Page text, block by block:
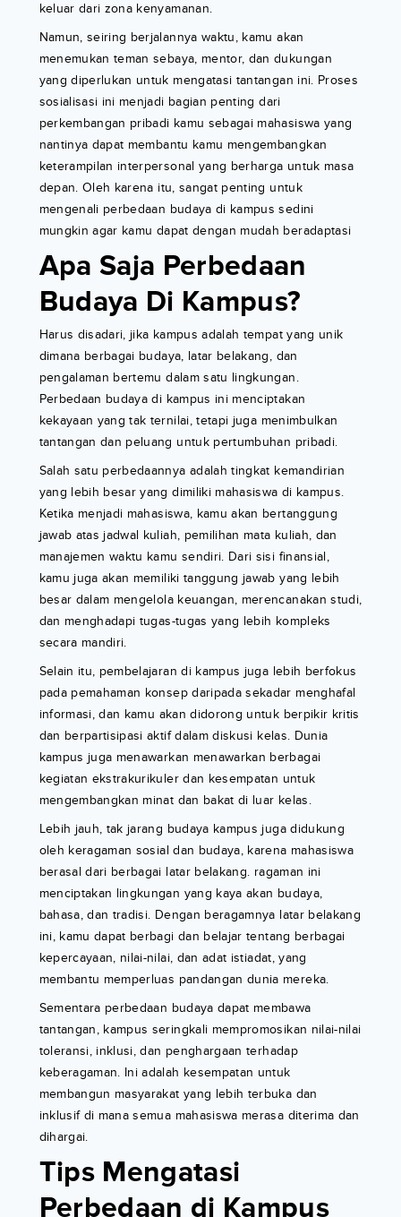
keluar dari zona kenyamanan.
Namun, seiring berjalannya waktu, kamu akan
menemukan teman sebaya, mentor, dan dukungan
yang diperlukan untuk mengatasi tantangan ini. Proses
sosialisasi ini menjadi bagian penting dari
perkembangan pribadi kamu sebagai mahasiswa yang
nantinya dapat membantu kamu mengembangkan
keterampilan interpersonal yang berharga untuk masa
depan. Oleh karena itu, sangat penting untuk
mengenali perbedaan budaya di kampus sedini
mungkin agar kamu dapat dengan mudah beradaptasi
Apa Saja Perbedaan
Budaya Di Kampus?
Harus disadari, jika kampus adalah tempat yang unik
dimana berbagai budaya, latar belakang, dan
pengalaman bertemu dalam satu lingkungan.
Perbedaan budaya di kampus ini menciptakan
kekayaan yang tak ternilai, tetapi juga menimbulkan
tantangan dan peluang untuk pertumbuhan pribadi.
Salah satu perbedaannya adalah tingkat kemandirian
yang lebih besar yang dimiliki mahasiswa di kampus.
Ketika menjadi mahasiswa, kamu akan bertanggung
jawab atas jadwal kuliah, pemilihan mata kuliah, dan
manajemen waktu kamu sendiri. Dari sisi finansial,
kamu juga akan memiliki tanggung jawab yang lebih
besar dalam mengelola keuangan, merencanakan studi,
dan menghadapi tugas-tugas yang lebih kompleks
secara mandiri.
Selain itu, pembelajaran di kampus juga lebih berfokus
pada pemahaman konsep daripada sekadar menghafal
informasi, dan kamu akan didorong untuk berpikir kritis
dan berpartisipasi aktif dalam diskusi kelas. Dunia
kampus juga menawarkan menawarkan berbagai
kegiatan ekstrakurikuler dan kesempatan untuk
mengembangkan minat dan bakat di luar kelas.
Lebih jauh, tak jarang budaya kampus juga didukung
oleh keragaman sosial dan budaya, karena mahasiswa
berasal dari berbagai latar belakang. ragaman ini
menciptakan lingkungan yang kaya akan budaya,
bahasa, dan tradisi. Dengan beragamnya latar belakang
ini, kamu dapat berbagi dan belajar tentang berbagai
kepercayaan, nilai-nilai, dan adat istiadat, yang
membantu memperluas pandangan dunia mereka.
Sementara perbedaan budaya dapat membawa
tantangan, kampus seringkali mempromosikan nilai-nilai
toleransi, inklusi, dan penghargaan terhadap
keberagaman. Ini adalah kesempatan untuk
membangun masyarakat yang lebih terbuka dan
inklusif di mana semua mahasiswa merasa diterima dan
dihargai.
Tips Mengatasi
Perbedaan di Kampus